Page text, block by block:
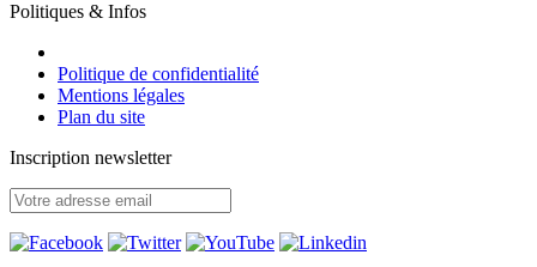
Politiques & Infos
Politique de confidentialité
Mentions légales
Plan du site
Inscription newsletter